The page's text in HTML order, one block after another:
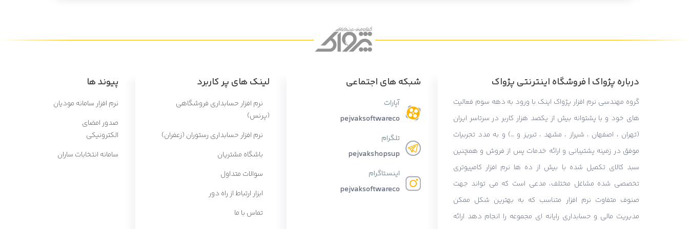
درباره پژواک | فروشگاه اینترنتی پژواک
گروه مهندسی نرم افزار پژواک اینک با ورود به دهه سوم فعالیت
های خود و با پشتوانه بیش از یکصد هزار کاربر در سرتاسر ایران
(تهران ، اصفهان ، شیراز ، مشهد ، تبریز و …) و به مدد تجربیات
موفق در زمینه پشتیبانی و ارائه خدمات پس از فروش و همچنین
سبد کالای تکمیل شده با بیش از ده ها نرم افزار کامپیوتری
تخصصی شده مشاغل مختلف، مدعی است که می تواند جهت
صنوف متفاوت نرم افزار متناسب که به بهترین شکل ممکن
مدیریت مالی و حسابداری رایانه ای مجموعه را انجام دهد ارائه
شبکه های اجتماعی
آپارات
pejvaksoftwareco
تلگرام
pejvakshopsup
اینستاگرام
pejvaksoftwareco
لینک های پر کاربرد
نرم افزار حسابداری فروشگاهی
(پرنس)
نرم افزار حسابداری رستوران (زعفران)
باشگاه مشتریان
سوالات متداول
ابزار ارتباط از راه دور
تماس با ما
پیوند ها
نرم افزار سامانه مودیان
صدور امضای
الکترونیکی
سامانه انتخابات ساران